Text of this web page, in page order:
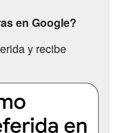
en Google?
y recibe